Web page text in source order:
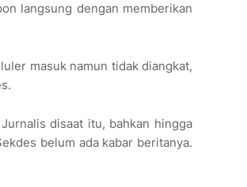
langsung dengan memberikan
masuk namun tidak diangkat,
disaat itu, bahkan hingga
belum ada kabar beritanya.